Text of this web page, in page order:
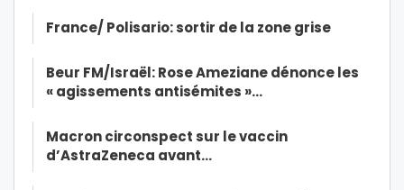
France/ Polisario: sortir de la zone grise
Beur FM/Israël: Rose Ameziane dénonce les
« agissements antisémites »…
Macron circonspect sur le vaccin
d’AstraZeneca avant…